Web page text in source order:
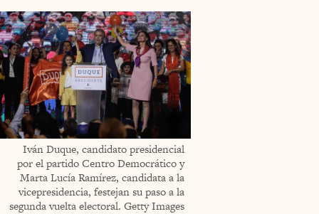
Iván Duque, candidato presidencial
por el partido Centro Democrático y
Marta Lucía Ramírez, candidata a la
vicepresidencia, festejan su paso a la
segunda vuelta electoral. Getty Images